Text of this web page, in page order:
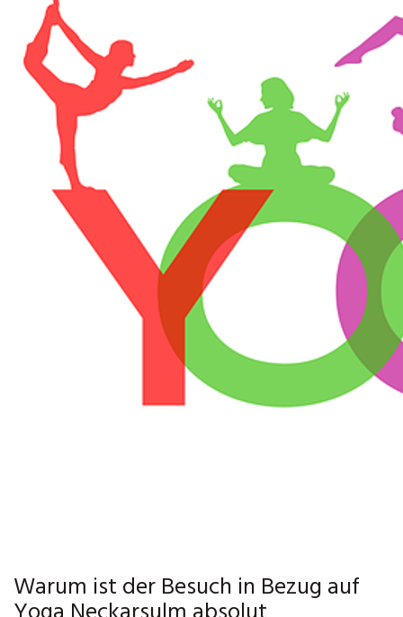
Warum ist der Besuch in Bezug auf